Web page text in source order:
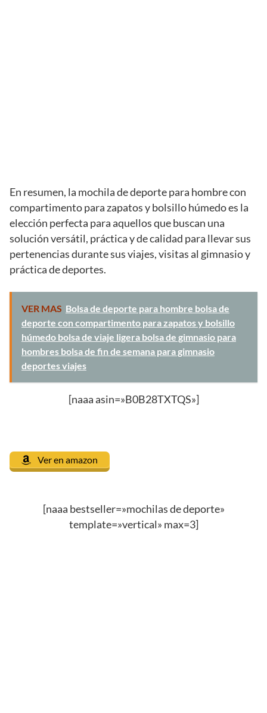
En resumen, la mochila de deporte para hombre con
compartimento para zapatos y bolsillo húmedo es la
elección perfecta para aquellos que buscan una
solución versátil, práctica y de calidad para llevar sus
pertenencias durante sus viajes, visitas al gimnasio y
práctica de deportes.
VER MAS Bolsa de deporte para hombre bolsa de
deporte con compartimento para zapatos y bolsillo
húmedo bolsa de viaje ligera bolsa de gimnasio para
hombres bolsa de fin de semana para gimnasio
deportes viajes
[naaa asin=»B0B28TXTQS»]
Ver en amazon
[naaa bestseller=»mochilas de deporte»
template=»vertical» max=3]